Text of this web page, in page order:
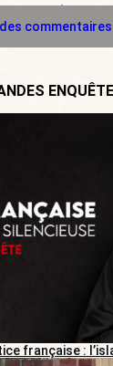
commentaires
française :